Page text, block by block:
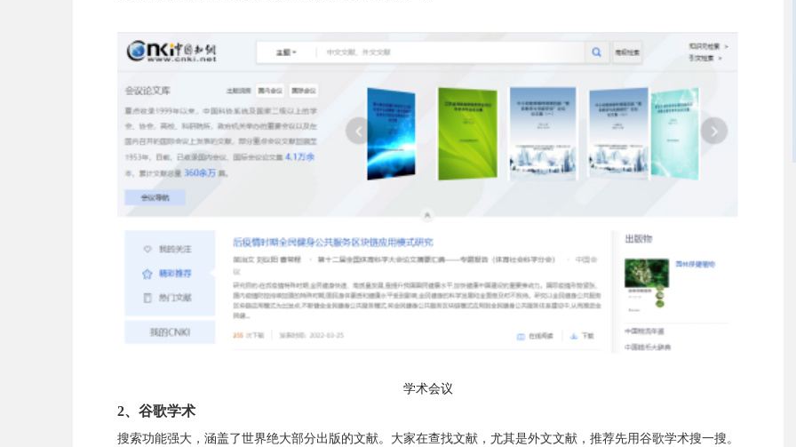
学术会议
2、 谷歌学术
搜索功能强大，涵盖了世界绝大部分出版的文献。大家在查找文献，尤其是外文文献，推荐先用谷歌学术搜一搜。